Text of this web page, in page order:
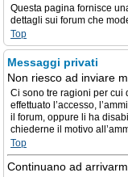
Questa pagina fornisce
dettagli sui forum che
Top
Messaggi privati
Non riesco ad inviare
Ci sono tre ragioni per cui
effettuato l’accesso,
il forum, oppure li ha
chiederne il motivo
Top
Continuano ad